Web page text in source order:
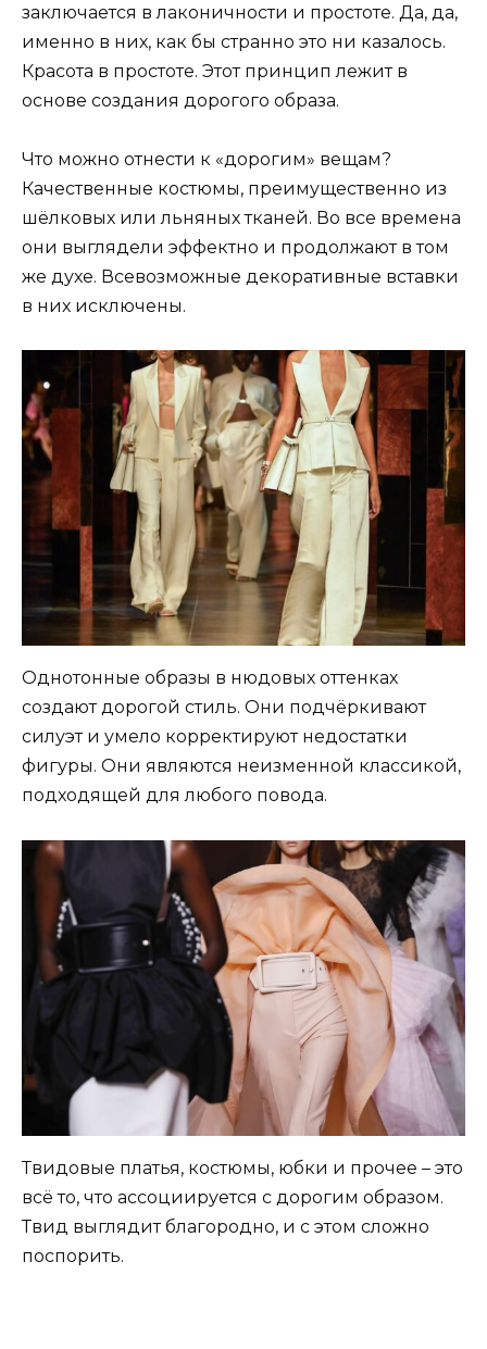
заключается в лаконичности и простоте. Да, да,
именно в них, как бы странно это ни казалось.
Красота в простоте. Этот принцип лежит в
основе создания дорогого образа.
Что можно отнести к «дорогим» вещам?
Качественные костюмы, преимущественно из
шёлковых или льняных тканей. Во все времена
они выглядели эффектно и продолжают в том
же духе. Всевозможные декоративные вставки
в них исключены.
Однотонные образы в нюдовых оттенках
создают дорогой стиль. Они подчёркивают
силуэт и умело корректируют недостатки
фигуры. Они являются неизменной классикой,
подходящей для любого повода.
Твидовые платья, костюмы, юбки и прочее – это
всё то, что ассоциируется с дорогим образом.
Твид выглядит благородно, и с этом сложно
поспорить.